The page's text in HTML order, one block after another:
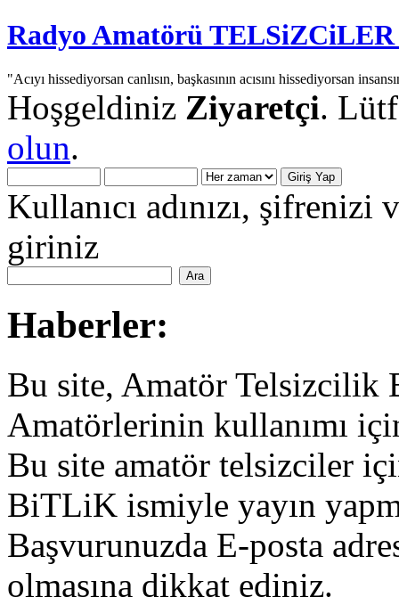
Radyo Amatörü
"Acıyı hissediyorsan canlısın, başkasının acısını hissediyorsan
Hoşgeldiniz Ziyaretçi.
olun.
Kullanıcı adınızı,
giriniz
Haberler:
Bu site, Amatör Telsizcilik
Amatörlerinin kullanımı
Bu site amatör telsizciler
BiTLiK ismiyle yayın
Başvurunuzda E-posta
olmasına dikkat ediniz.